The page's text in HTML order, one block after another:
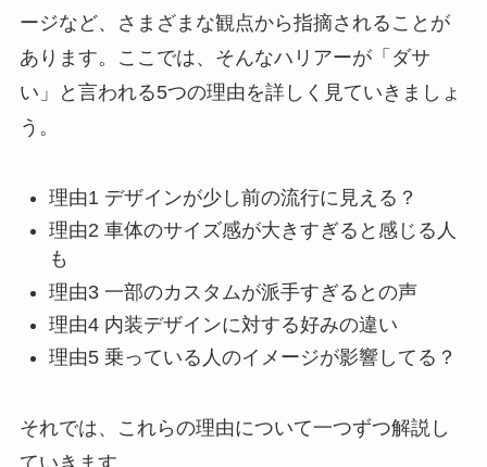
ージなど、さまざまな観点から指摘されることが
あります。ここでは、そんなハリアーが「ダサ
い」と言われる5つの理由を詳しく見ていきましょ
う。
理由1 デザインが少し前の流行に見える？
理由2 車体のサイズ感が大きすぎると感じる人
も
理由3 一部のカスタムが派手すぎるとの声
理由4 内装デザインに対する好みの違い
理由5 乗っている人のイメージが影響してる？
それでは、これらの理由について一つずつ解説し